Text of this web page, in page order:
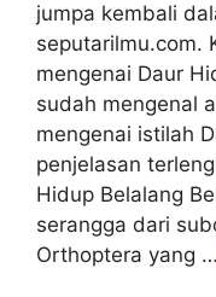
jumpa kembali
seputarilmu.com.
mengenai Daur
sudah mengenal
mengenai istilah
penjelasan
Hidup Belalang
serangga dari
Orthoptera yang …